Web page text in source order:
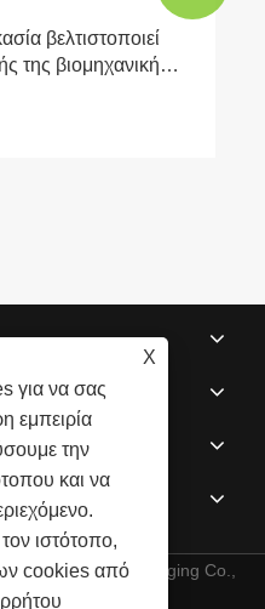
βελτιστοποιεί
της βιομηχανικής
Norpie Packaging Co.,
δικαιώματος.
X
για να σας
εμπειρία
την
και να
ιστότοπο,
cookies από